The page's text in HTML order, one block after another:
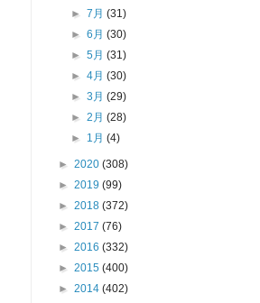
►7月(31)
►6月(30)
►5月(31)
►4月(30)
►3月(29)
►2月(28)
► 1月(4)
► 2020 (308)
► 2019 (99)
► 2018 (372)
► 2017 (76)
► 2016 (332)
► 2015 (400)
► 2014 (402)